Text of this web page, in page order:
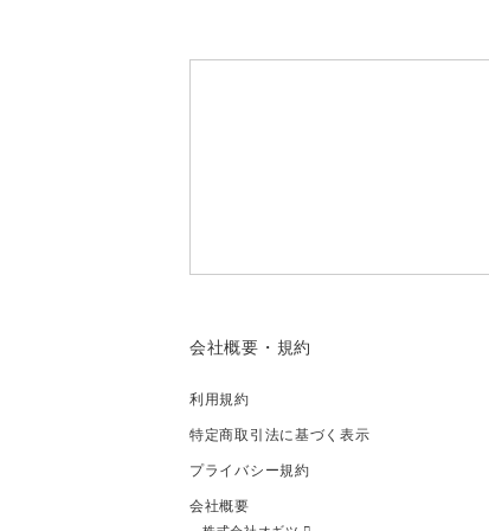
会社概要・規約
利用規約
特定商取引法に基づく表示
プライバシー規約
会社概要